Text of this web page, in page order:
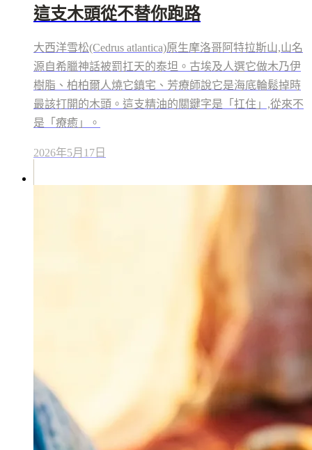
這支木頭從不替你跑路
大西洋雪松(Cedrus atlantica)原生摩洛哥阿特拉斯山,山名
源自希臘神話被罰扛天的泰坦。古埃及人選它做木乃伊
樹脂、柏柏爾人燒它鎮宅、芳療師說它是海底輪鬆掉時
最該打開的木頭。這支精油的關鍵字是「扛住」,從來不
是「療癒」。
2026年5月17日